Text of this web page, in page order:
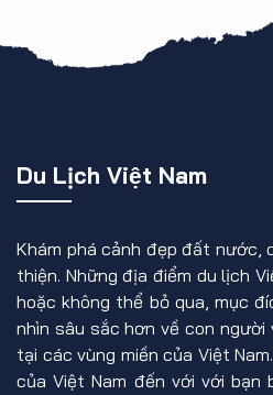
Du Lịch Việt Nam
Khám phá cảnh đẹp đất nước,
thiện. Những địa điểm du lịch
hoặc không thể bỏ qua, mục
nhìn sâu sắc hơn về con người
tại các vùng miền của Việt
của Việt Nam đến với với